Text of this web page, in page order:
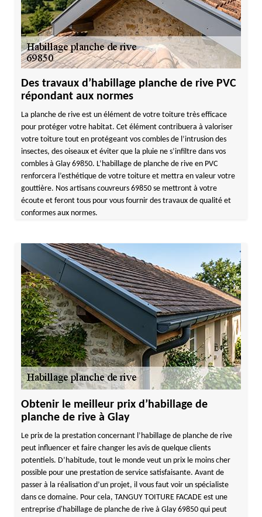
Des travaux d’habillage planche de rive PVC
répondant aux normes
La planche de rive est un élément de votre toiture très efficace
pour protéger votre habitat. Cet élément contribuera à valoriser
votre toiture tout en protégeant vos combles de l’intrusion des
insectes, des oiseaux et éviter que la pluie ne s’infiltre dans vos
combles à Glay 69850. L’habillage de planche de rive en PVC
renforcera l’esthétique de votre toiture et mettra en valeur votre
gouttière. Nos artisans couvreurs 69850 se mettront à votre
écoute et feront tous pour vous fournir des travaux de qualité et
conformes aux normes.
Obtenir le meilleur prix d’habillage de
planche de rive à Glay
Le prix de la prestation concernant l’habillage de planche de rive
peut influencer et faire changer les avis de quelque clients
potentiels. D’habitude, tout le monde veut un prix le moins cher
possible pour une prestation de service satisfaisante. Avant de
passer à la réalisation d’un projet, il vous faut voir un spécialiste
dans ce domaine. Pour cela, TANGUY TOITURE FACADE est une
entreprise d'habillage de planche de rive à Glay 69850 qui peut